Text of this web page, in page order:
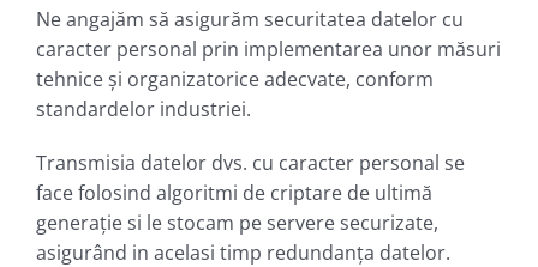
Ne angajăm să asigurăm securitatea datelor cu
caracter personal prin implementarea unor măsuri
tehnice și organizatorice adecvate, conform
standardelor industriei.
Transmisia datelor dvs. cu caracter personal se
face folosind algoritmi de criptare de ultimă
generație si le stocam pe servere securizate,
asigurând in acelasi timp redundanța datelor.